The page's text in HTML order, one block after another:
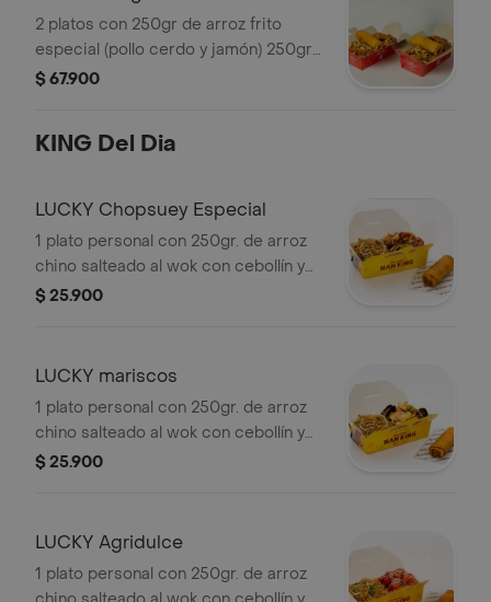
280ml
2 platos con 250gr de arroz frito
especial (pollo cerdo y jamón) 250gr
de exquisito chopshuey especial y
$ 67.900
KING Del Dia
LUCKY Chopsuey Especial
1 plato personal con 250gr. de arroz
chino salteado al wok con cebollín y
raíces, acompañado de un exquisito
vegetal.
$ 25.900
LUCKY mariscos
1 plato personal con 250gr. de arroz
chino salteado al wok con cebollín y
raíces, acompañado de deliciosos
$ 25.900
LUCKY Agridulce
1 plato personal con 250gr. de arroz